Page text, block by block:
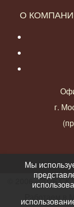
О
г.
© 2006 - 2026
Работаем в
Мы